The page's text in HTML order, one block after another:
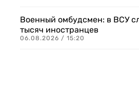
Военный омбудсмен: в ВСУ
тысяч иностранцев
06.08.2026 / 15:20